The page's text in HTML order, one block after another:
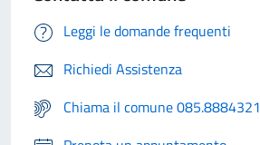
Leggi le domande frequenti
Richiedi Assistenza
Chiama il comune 085.8884321